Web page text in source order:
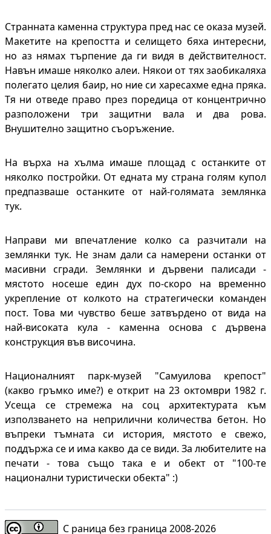
Странната каменна структура пред нас се оказа музей.
Макетите на крепостта и селището бяха интересни,
но аз нямах търпение да ги видя в действителност.
Навън имаше няколко алеи. Някои от тях заобикаляха
полегато целия баир, но ние си харесахме една пряка.
Тя ни отведе право през поредица от концентрично
разположени три защитни вала и два рова.
Внушително защитно съоръжение.
На върха на хълма имаше площад с останките от
няколко постройки. От едната му страна голям купол
предпазваше останките от най-голямата землянка
тук.
Направи ми впечатление колко са разчитали на
землянки тук. Не знам дали са намерени останки от
масивни сгради. Землянки и дървени палисади -
мястото носеше един дух по-скоро на временно
укрепление от колкото на стратегически команден
пост. Това ми чувство беше затвърдено от вида на
най-високата кула - каменна основа с дървена
конструкция във височина.
Националният парк-музей "Самуилова крепост"
(какво гръмко име?) е открит на 23 октомври 1982 г.
Усеща се стремежа на соц архитектурата към
използването на неприлични количества бетон. Но
въпреки тъмната си история, мястото е свежо,
поддържа се и има какво да се види. За любителите на
печати - това също така е и обект от "100-те
национални туристически обекта" :)
С раница без граница 2008-2026